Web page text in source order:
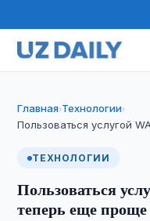
Главная›Технологии›
Пользоваться услугой
ТЕХНОЛОГИИ
Пользоваться
теперь еще проще